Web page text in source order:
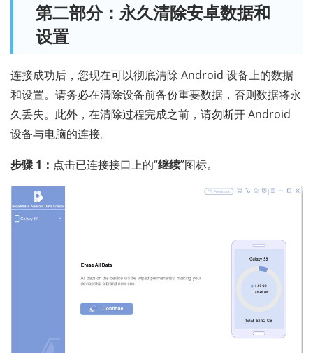
第二部分：永久清除安卓数据和
设置
连接成功后，您现在可以彻底清除 Android 设备上的数据
和设置。请务必在清除设备前备份重要数据，否则数据将永
久丢失。此外，在清除过程完成之前，请勿断开 Android
设备与电脑的连接。
步骤 1： 点击已连接接口上的“继续”图标。